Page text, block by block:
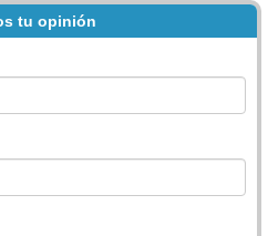
tu opinión